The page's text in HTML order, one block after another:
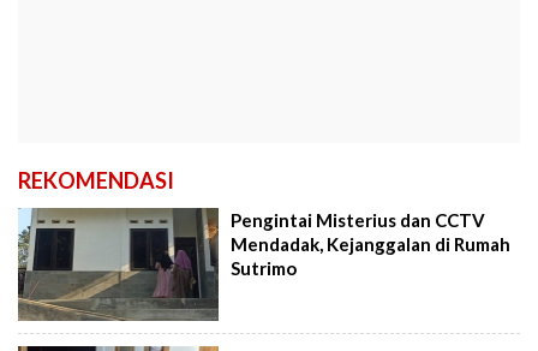
REKOMENDASI
Pengintai Misterius dan CCTV
Mendadak, Kejanggalan di Rumah
Sutrimo